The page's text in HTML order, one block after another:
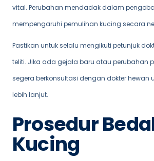
vital. Perubahan mendadak dalam
mempengaruhi pemulihan kucing secara
Pastikan untuk selalu mengikuti petunjuk
teliti. Jika ada gejala baru atau perubahan
segera berkonsultasi dengan dokter hewan
lebih lanjut.
Prosedur
Kucing